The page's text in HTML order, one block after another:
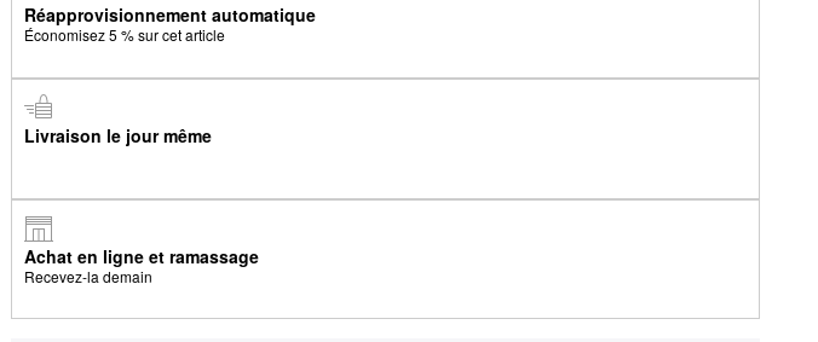
Réapprovisionnement automatique
Économisez 5 % sur cet article
Livraison le jour même
Achat en ligne et ramassage
Recevez-la demain